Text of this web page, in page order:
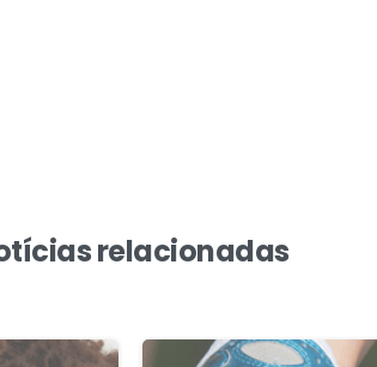
relacionadas